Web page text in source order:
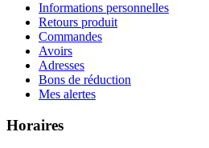
Informations personnelles
Retours produit
Commandes
Avoirs
Adresses
Bons de réduction
Mes alertes
Horaires